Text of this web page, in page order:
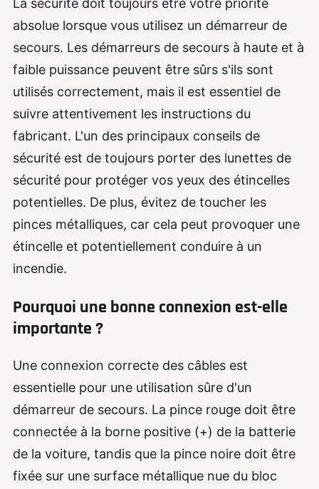
La sécurité doit toujours être votre priorité
absolue lorsque vous utilisez un démarreur de
secours. Les démarreurs de secours à haute et à
faible puissance peuvent être sûrs s'ils sont
utilisés correctement, mais il est essentiel de
suivre attentivement les instructions du
fabricant. L'un des principaux conseils de
sécurité est de toujours porter des lunettes de
sécurité pour protéger vos yeux des étincelles
potentielles. De plus, évitez de toucher les
pinces métalliques, car cela peut provoquer une
étincelle et potentiellement conduire à un
incendie.
Pourquoi une bonne connexion est-elle
importante ?
Une connexion correcte des câbles est
essentielle pour une utilisation sûre d'un
démarreur de secours. La pince rouge doit être
connectée à la borne positive (+) de la batterie
de la voiture, tandis que la pince noire doit être
fixée sur une surface métallique nue du bloc